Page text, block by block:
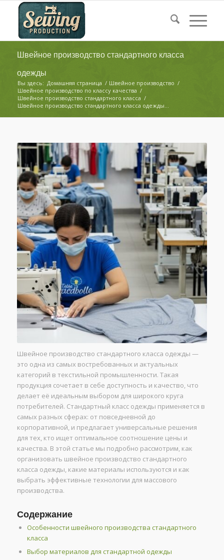
Швейное производство стандартного класса
одежды
Вы здесь: Домашняя страница / Швейное производство /
Швейное производство по классу качества /
Швейное производство стандартного класса /
Швейное производство стандартного класса одежды...
Швейное производство стандартного класса одежды —
это одна из самых востребованных и актуальных
категорий в текстильной промышленности. Такая
продукция сочетает в себе доступность и качество, что
делает её идеальным выбором для широкого круга
потребителей. Стандартный класс одежды применяется в
самых разных сферах: от повседневной до
корпоративной, и предлагает универсальные решения
для тех, кто ищет оптимальное соотношение цены и
качества. В этой статье мы подробно рассмотрим, как
организовать швейное производство стандартного
класса одежды, какие материалы используются и как
выбрать эффективные технологии для массового
производства.
Содержание
Особенности швейного производства стандартного
класса
Выбор материалов для стандартной одежды